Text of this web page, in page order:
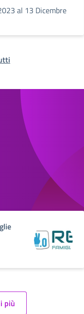
al 13 Dicembre
più